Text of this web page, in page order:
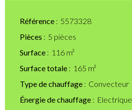
Référence
5573328
Pièces
5 pièces
Surface
116 m²
Surface totale
165 m²
Type de chauffage
Convecteur
Énergie de chauffage
Electrique